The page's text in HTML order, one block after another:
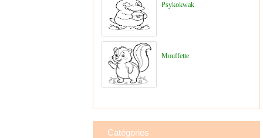
Psykokwak
Mouffette
Catégories